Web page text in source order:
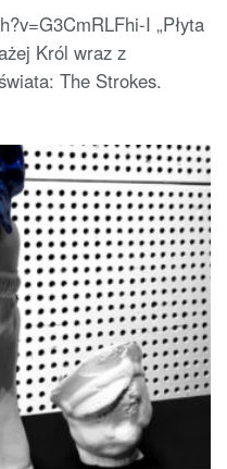
I „Płyta
Król wraz z
The Strokes.